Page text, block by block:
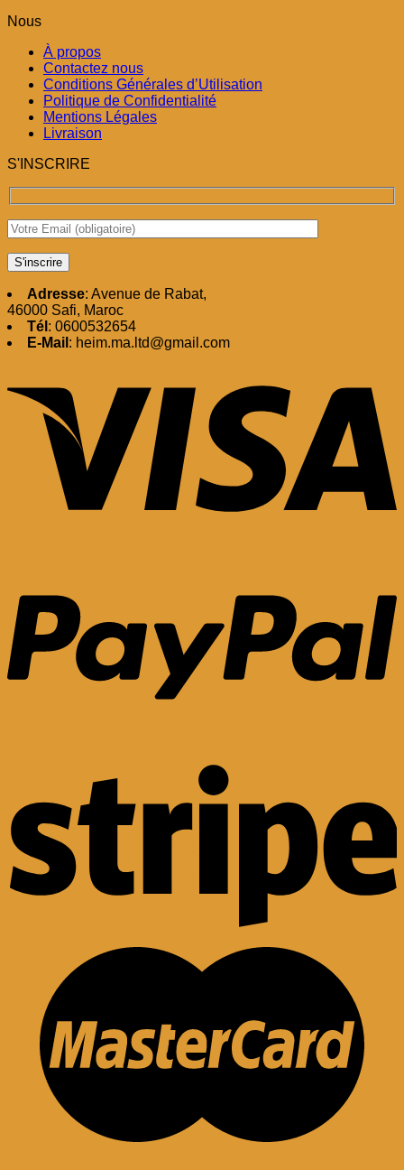
Nous
À propos
Contactez nous
Conditions Générales d’Utilisation
Politique de Confidentialité
Mentions Légales
Livraison
S'INSCRIRE
Adresse: Avenue de Rabat,
46000 Safi, Maroc
Tél : 0600532654
E-Mail : heim.ma.ltd@gmail.com